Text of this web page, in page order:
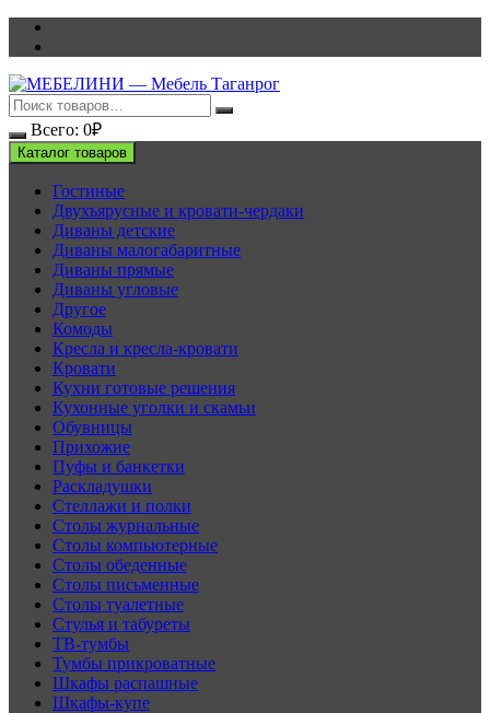
Перейти
Всего: 0₽
Каталог товаров
Гостиные
Двухъярусные и кровати-чердаки
Диваны детские
Диваны малогабаритные
Диваны прямые
Диваны угловые
Другое
Комоды
Кресла и кресла-кровати
Кровати
Кухни готовые решения
Кухонные уголки и скамьи
Обувницы
Прихожие
Пуфы и банкетки
Раскладушки
Стеллажи и полки
Столы журнальные
Столы компьютерные
Столы обеденные
Столы письменные
Столы туалетные
Стулья и табуреты
ТВ-тумбы
Тумбы прикроватные
Шкафы распашные
Шкафы-купе